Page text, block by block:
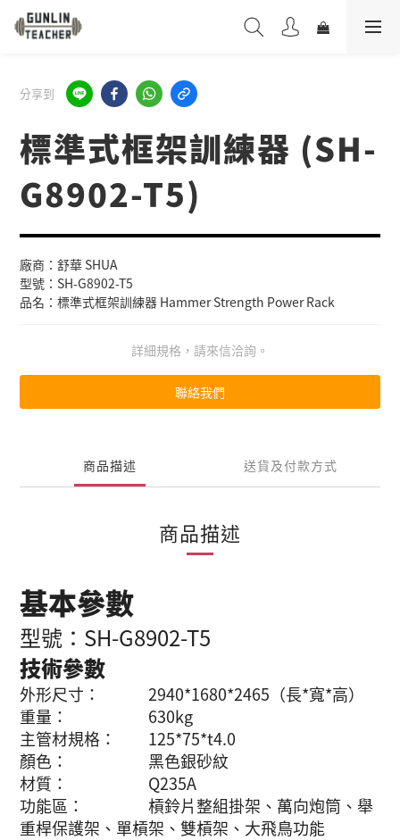
分享到
標準式框架訓練器 (SH-
G8902-T5)
廠商：舒華 SHUA
型號：SH-G8902-T5
品名：標準式框架訓練器 Hammer Strength Power Rack
詳細規格，請來信洽詢。
聯絡我們
商品描述 送貨及付款方式
商品描述
基本參數
型號：SH-G8902-T5
技術參數
外形尺寸： 2940*1680*2465（長*寬*高）
重量： 630kg
主管材規格： 125*75*t4.0
顏色： 黑色銀砂紋
材質： Q235A
功能區： 槓鈴片整組掛架、萬向炮筒、舉
重桿保護架、單槓架、雙槓架、大飛鳥功能